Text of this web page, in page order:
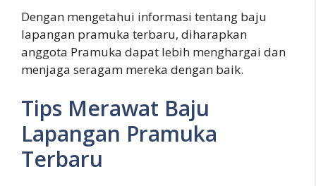
Dengan mengetahui informasi tentang baju
lapangan pramuka terbaru, diharapkan
anggota Pramuka dapat lebih menghargai dan
menjaga seragam mereka dengan baik.
Tips Merawat Baju
Lapangan Pramuka
Terbaru